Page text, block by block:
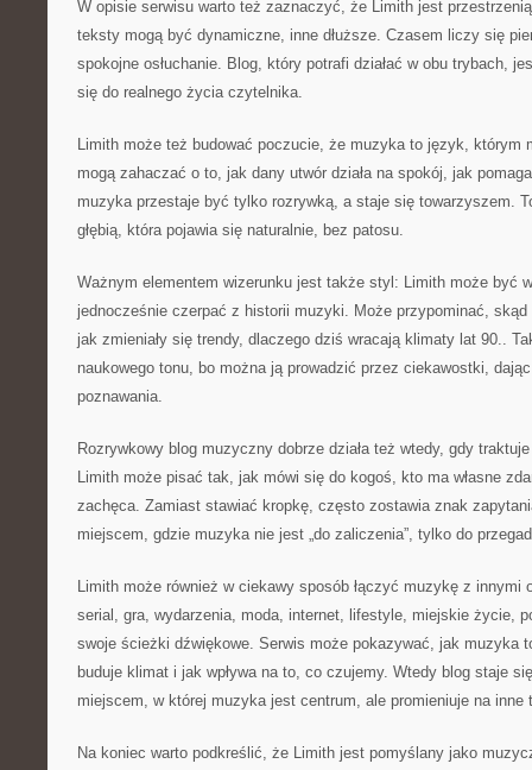
W opisie serwisu warto też zaznaczyć, że Limith jest
teksty mogą być dynamiczne, inne dłuższe. Czasem liczy się
spokojne osłuchanie. Blog, który potrafi działać w obu trybach,
się do realnego życia czytelnika.
Limith może też budować poczucie, że muzyka to język, którym
mogą zahaczać o to, jak dany utwór działa na spokój, jak
muzyka przestaje być tylko rozrywką, a staje się towarzyszem.
głębią, która pojawia się naturalnie, bez patosu.
Ważnym elementem wizerunku jest także styl: Limith może być
jednocześnie czerpać z historii muzyki. Może przypominać, skąd
jak zmieniały się trendy, dlaczego dziś wracają klimaty lat 90..
naukowego tonu, bo można ją prowadzić przez ciekawostki,
poznawania.
Rozrywkowy blog muzyczny dobrze działa też wtedy, gdy
Limith może pisać tak, jak mówi się do kogoś, kto ma własne
zachęca. Zamiast stawiać kropkę, często zostawia znak
miejscem, gdzie muzyka nie jest „do zaliczenia”, tylko do
Limith może również w ciekawy sposób łączyć muzykę z innymi
serial, gra, wydarzenia, moda, internet, lifestyle, miejskie życie,
swoje ścieżki dźwiękowe. Serwis może pokazywać, jak muzyka
buduje klimat i jak wpływa na to, co czujemy. Wtedy blog staje
miejscem, w której muzyka jest centrum, ale promieniuje na inne
Na koniec warto podkreślić, że Limith jest pomyślany jako